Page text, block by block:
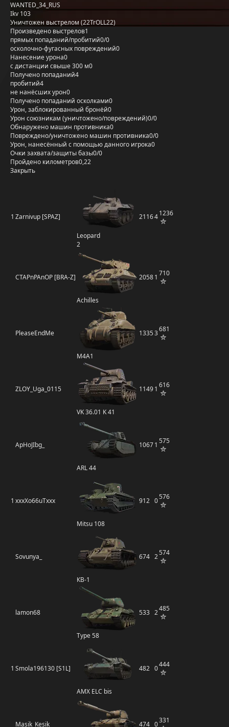
WANTED_34_RUS
Ikv 103
Уничтожен выстрелом (22TrOLL22)
Произведено выстрелов1
прямых попаданий/пробитий0/0
осколочно-фугасных повреждений0
Нанесение урона0
с дистанции свыше 300 м0
Получено попаданий4
пробитий4
не нанёсших урон0
Получено попаданий осколками0
Урон, заблокированный бронёй0
Урон союзникам (уничтожено/повреждений)0/0
Обнаружено машин противника0
Повреждено/уничтожено машин противника0/0
Урон, нанесённый с помощью данного игрока0
Очки захвата/защиты базы0/0
Пройдено километров0,22
Закрыть
1 Zarnivup [SPAZ]
Leopard
2
211641236
CTAPnPAnOP [BRA-Z]
Achilles
20581 710
PleaseEndMe
M4A1
13353681
ZLOY_Uga_0115
VK 36.01 K 41
11491 616
ApHoJIbg_
ARL 44
10671 575
1 xxxXo66uTxxx
Mitsu 108
912 0576
Sovunya_
КВ-1
674 2574
lamon68
Type 58
533 2485
1 Smola196130 [S1L]
AMX ELC bis
482 0444
Masik_Kesik 474 0331